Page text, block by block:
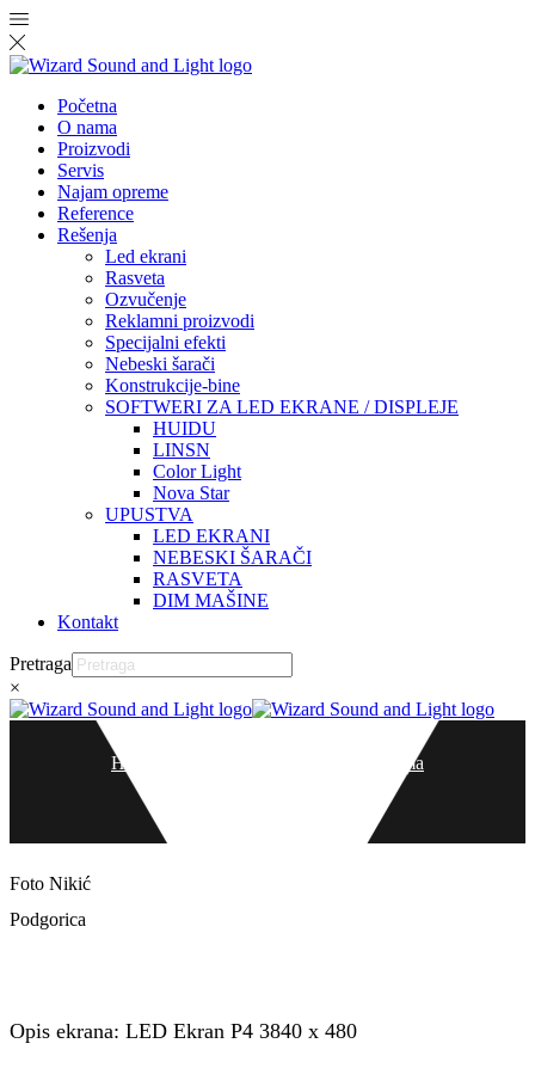
Početna
O nama
Proizvodi
Servis
Najam opreme
Reference
Rešenja
Led ekrani
Rasveta
Ozvučenje
Reklamni proizvodi
Specijalni efekti
Nebeski šarači
Konstrukcije-bine
SOFTWERI ZA LED EKRANE / DISPLEJE
HUIDU
LINSN
Color Light
Nova Star
UPUSTVA
LED EKRANI
NEBESKI ŠARAČI
RASVETA
DIM MAŠINE
Kontakt
Pretraga
×
Home Ekrani Na Objektima
Foto Nikić
Podgorica
Opis ekrana: LED Ekran P4 3840 x 480